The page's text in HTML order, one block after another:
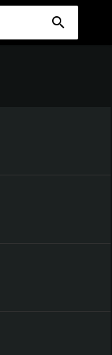
search